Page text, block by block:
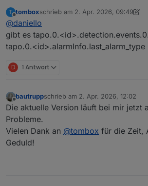
ein true, wenn eine person erkannt
Bewegungsalarm und
Aktive/Inaktive ist klar .. aber das
auf die Funktion.
T
Offline
tomboxschrieb am 2. Apr. 2026, 09:49
zuletzt editiert von tombox4. Feb.
@daniello
gibt es
tapo.0.<id>.alarmInfo.last_alarm_type
D 1 Antwort
Offline
bautruppschrieb am 2. Apr. 2026, 12:02
zuletzt editiert von
Die aktuelle Version läuft bei mir jetzt
Probleme.
Vielen Dank an @tombox für die Zeit,
Geduld!